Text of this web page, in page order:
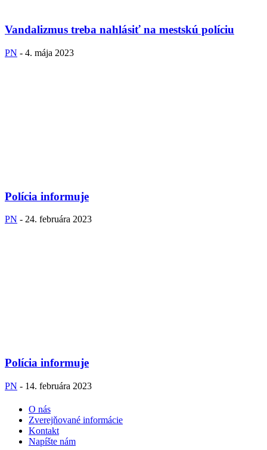
Vandalizmus treba nahlásiť na mestskú políciu
PN - 4. mája 2023
Polícia informuje
PN - 24. februára 2023
Polícia informuje
PN - 14. februára 2023
O nás
Zverejňované informácie
Kontakt
Napíšte nám